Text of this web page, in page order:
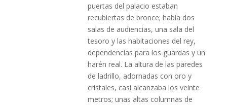
puertas del palacio estaban
recubiertas de bronce; había dos
salas de audiencias, una sala del
tesoro y las habitaciones del rey,
dependencias para los guardas y un
harén real. La altura de las paredes
de ladrillo, adornadas con oro y
cristales, casi alcanzaba los veinte
metros; unas altas columnas de